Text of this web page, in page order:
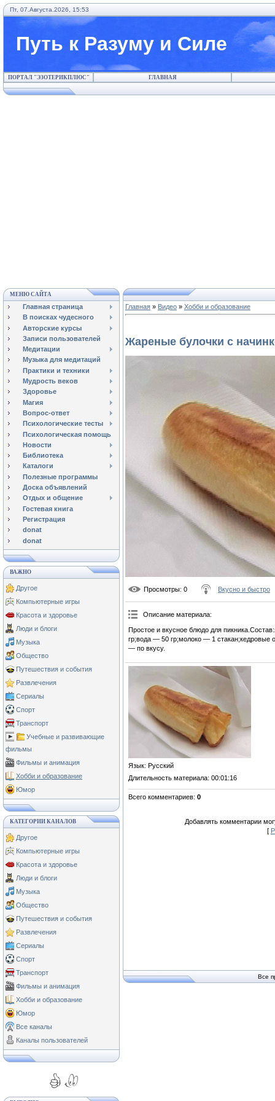
Пт, 07.Августа.2026, 15:53
Путь к Разуму и Силе
ПОРТАЛ "ЭЗОТЕРИКПЛЮС" ГЛАВНАЯ
МЕНЮ САЙТА
Главная страница
В поисках чудесного
Авторские курсы
Записи пользователей
Медитации
Музыка для медитаций
Практики и техники
Мудрость веков
Здоровье
Магия
Вопрос-ответ
Психологические тесты
Психологическая помощь
Новости
Библиотека
Каталоги
Полезные программы
Доска объявлений
Отдых и общение
Гостевая книга
Регистрация
donat
donat
ВАЖНО
Другое
Компьютерные игры
Красота и здоровье
Люди и блоги
Музыка
Общество
Путешествия и события
Развлечения
Сериалы
Спорт
Транспорт
Учебные и развивающие
фильмы
Фильмы и анимация
Хобби и образование
Юмор
КАТЕГОРИИ КАНАЛОВ
Другое
Компьютерные игры
Красота и здоровье
Люди и блоги
Музыка
Общество
Путешествия и события
Развлечения
Сериалы
Спорт
Транспорт
Фильмы и анимация
Хобби и образование
Юмор
Все каналы
Каналы пользователей
Главная » Видео » Хобби и образование
Жареные булочки с
Просмотры: 0 Вкусно и быстро
Описание материала:
Простое и вкусное блюдо для
гр;вода — 50 гр;молоко — 1 стакан;кедровые
— по вкусу.
Язык: Русский
Длительность материала: 00:01:16
Всего комментариев: 0
Добавлять комментарии
[
Все